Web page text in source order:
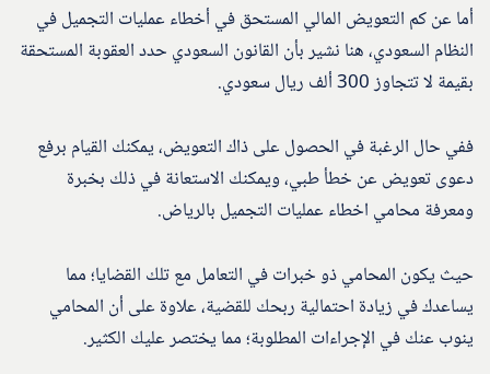
أما عن كم التعويض المالي المستحق في أخطاء عمليات التجميل في
النظام السعودي، هنا نشير بأن القانون السعودي حدد العقوبة المستحقة
بقيمة لا تتجاوز 300 ألف ريال سعودي.
ففي حال الرغبة في الحصول على ذاك التعويض، يمكنك القيام برفع
دعوى تعويض عن خطأ طبي، ويمكنك الاستعانة في ذلك بخبرة
ومعرفة محامي اخطاء عمليات التجميل بالرياض.
حيث يكون المحامي ذو خبرات في التعامل مع تلك القضايا؛ مما
يساعدك في زيادة احتمالية ربحك للقضية، علاوة على أن المحامي
ينوب عنك في الإجراءات المطلوبة؛ مما يختصر عليك الكثير.